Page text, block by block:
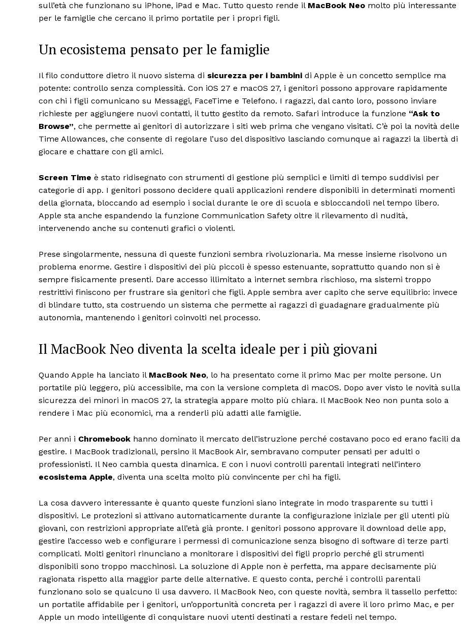
sull’età che funzionano su iPhone, iPad e Mac. Tutto questo rende il MacBook Neo molto più interessante
per le famiglie che cercano il primo portatile per i propri figli.
Un ecosistema pensato per le famiglie
Il filo conduttore dietro il nuovo sistema di sicurezza per i bambini di Apple è un concetto semplice ma
potente: controllo senza complessità. Con iOS 27 e macOS 27, i genitori possono approvare rapidamente
con chi i figli comunicano su Messaggi, FaceTime e Telefono. I ragazzi, dal canto loro, possono inviare
richieste per aggiungere nuovi contatti, il tutto gestito da remoto. Safari introduce la funzione “Ask to
Browse”, che permette ai genitori di autorizzare i siti web prima che vengano visitati. C’è poi la novità delle
Time Allowances, che consente di regolare l’uso del dispositivo lasciando comunque ai ragazzi la libertà di
giocare e chattare con gli amici.
Screen Time è stato ridisegnato con strumenti di gestione più semplici e limiti di tempo suddivisi per
categorie di app. I genitori possono decidere quali applicazioni rendere disponibili in determinati momenti
della giornata, bloccando ad esempio i social durante le ore di scuola e sbloccandoli nel tempo libero.
Apple sta anche espandendo la funzione Communication Safety oltre il rilevamento di nudità,
intervenendo anche su contenuti grafici o violenti.
Prese singolarmente, nessuna di queste funzioni sembra rivoluzionaria. Ma messe insieme risolvono un
problema enorme. Gestire i dispositivi dei più piccoli è spesso estenuante, soprattutto quando non si è
sempre fisicamente presenti. Dare accesso illimitato a internet sembra rischioso, ma sistemi troppo
restrittivi finiscono per frustrare sia genitori che figli. Apple sembra aver capito che serve equilibrio: invece
di blindare tutto, sta costruendo un sistema che permette ai ragazzi di guadagnare gradualmente più
autonomia, mantenendo i genitori coinvolti nel processo.
Il MacBook Neo diventa la scelta ideale per i più giovani
Quando Apple ha lanciato il MacBook Neo, lo ha presentato come il primo Mac per molte persone. Un
portatile più leggero, più accessibile, ma con la versione completa di macOS. Dopo aver visto le novità sulla
sicurezza dei minori in macOS 27, la strategia appare molto più chiara. Il MacBook Neo non punta solo a
rendere i Mac più economici, ma a renderli più adatti alle famiglie.
Per anni i Chromebook hanno dominato il mercato dell’istruzione perché costavano poco ed erano facili da
gestire. I MacBook tradizionali, persino il MacBook Air, sembravano computer pensati per adulti o
professionisti. Il Neo cambia questa dinamica. E con i nuovi controlli parentali integrati nell’intero
ecosistema Apple, diventa una scelta molto più convincente per chi ha figli.
La cosa davvero interessante è quanto queste funzioni siano integrate in modo trasparente su tutti i
dispositivi. Le protezioni si attivano automaticamente durante la configurazione iniziale per gli utenti più
giovani, con restrizioni appropriate all’età già pronte. I genitori possono approvare il download delle app,
gestire l’accesso web e configurare i permessi di comunicazione senza bisogno di software di terze parti
complicati. Molti genitori rinunciano a monitorare i dispositivi dei figli proprio perché gli strumenti
disponibili sono troppo macchinosi. La soluzione di Apple non è perfetta, ma appare decisamente più
ragionata rispetto alla maggior parte delle alternative. E questo conta, perché i controlli parentali
funzionano solo se qualcuno li usa davvero. Il MacBook Neo, con queste novità, sembra il tassello perfetto:
un portatile affidabile per i genitori, un’opportunità concreta per i ragazzi di avere il loro primo Mac, e per
Apple un modo intelligente di conquistare nuovi utenti destinati a restare fedeli nel tempo.